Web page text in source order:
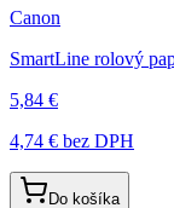
Canon
SmartLine rolový
5,84 €
4,74 € bez DPH
Do košíka